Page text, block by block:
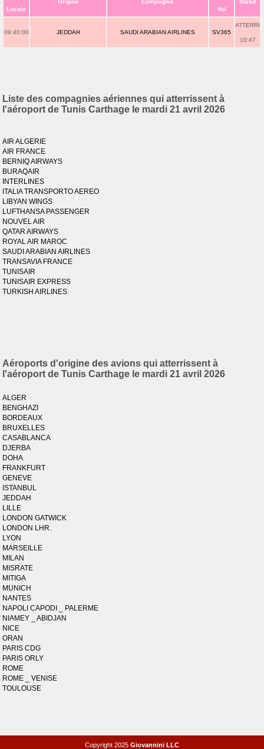
Locale
Origine Compagnie
Vol
Statut
09:40:00 JEDDAH SAUDI ARABIAN AIRLINES SV365
ATTERRI
10:47
Liste des compagnies aériennes qui atterrissent à
l'aéroport de Tunis Carthage le mardi 21 avril 2026
AIR ALGERIE
AIR FRANCE
BERNIQ AIRWAYS
BURAQAIR
INTERLINES
ITALIA TRANSPORTO AEREO
LIBYAN WINGS
LUFTHANSA PASSENGER
NOUVEL AIR
QATAR AIRWAYS
ROYAL AIR MAROC
SAUDI ARABIAN AIRLINES
TRANSAVIA FRANCE
TUNISAIR
TUNISAIR EXPRESS
TURKISH AIRLINES
Aéroports d'origine des avions qui atterrissent à
l'aéroport de Tunis Carthage le mardi 21 avril 2026
ALGER
BENGHAZI
BORDEAUX
BRUXELLES
CASABLANCA
DJERBA
DOHA
FRANKFURT
GENEVE
ISTANBUL
JEDDAH
LILLE
LONDON GATWICK
LONDON LHR.
LYON
MARSEILLE
MILAN
MISRATE
MITIGA
MUNICH
NANTES
NAPOLI CAPODI _ PALERME
NIAMEY _ ABIDJAN
NICE
ORAN
PARIS CDG
PARIS ORLY
ROME
ROME _ VENISE
TOULOUSE
Copyright 2025 Giovannini LLC